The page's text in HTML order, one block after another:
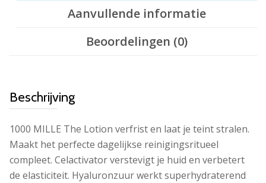
Aanvullende informatie
Beoordelingen (0)
Beschrijving
1000 MILLE The Lotion verfrist en laat je teint stralen.
Maakt het perfecte dagelijkse reinigingsritueel
compleet. Celactivator verstevigt je huid en verbetert
de elasticiteit. Hyaluronzuur werkt superhydraterend